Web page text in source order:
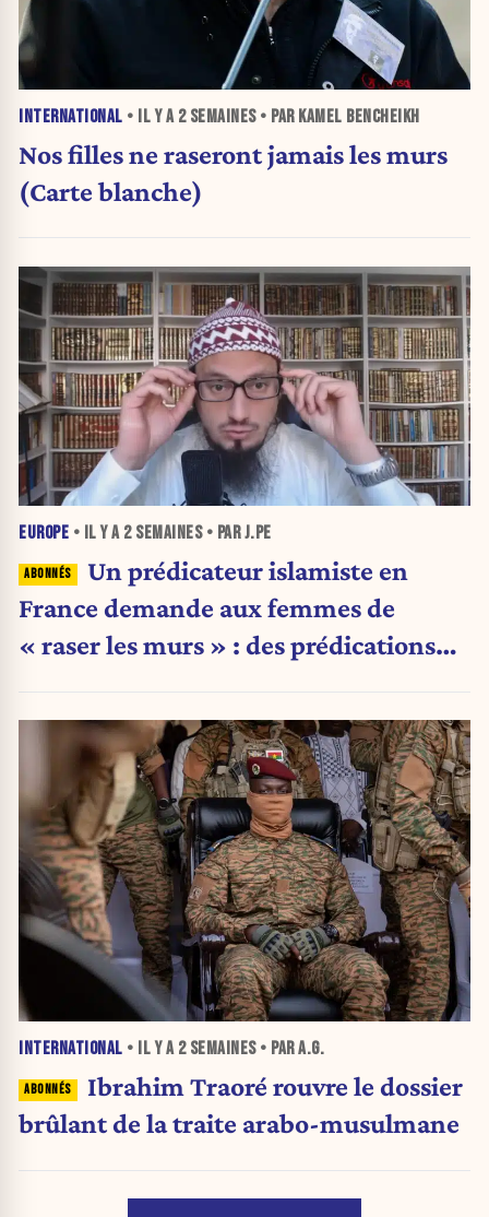
INTERNATIONAL • IL Y A 2 SEMAINES• PAR KAMEL BENCHEIKH
Nos filles ne raseront jamais les murs
(Carte blanche)
EUROPE • IL Y A 2 SEMAINES• PAR J.PE
Un prédicateur islamiste en
France demande aux femmes de
« raser les murs » : des prédications
INTERNATIONAL • IL Y A 2 SEMAINES• PAR A.G.
Ibrahim Traoré rouvre le dossier
brûlant de la traite arabo-musulmane